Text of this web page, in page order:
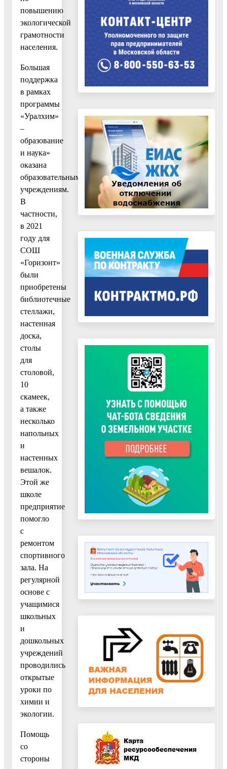
повышению
экологической
грамотности
населения.
Большая
поддержка
в рамках
программы
«Уралхим»
–
образование
и наука»
оказана
образовательным
учреждениям.
В
частности,
в 2021
году для
СОШ
«Горизонт»
были
приобретены
библиотечные
стеллажи,
настенная
доска,
столы
для
столовой,
10
скамеек,
а также
несколько
напольных
и
настенных
вешалок.
Этой же
школе
предприятие
помогло
с
ремонтом
спортивного
зала. На
регулярной
основе с
учащимися
школьных
и
дошкольных
учреждений
проводились
открытые
уроки по
химии и
экологии.
Помощь
со
стороны